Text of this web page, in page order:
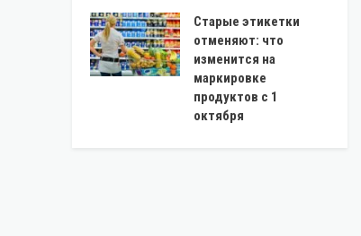
Старые этикетки
отменяют: что
изменится на
маркировке
продуктов с 1
октября